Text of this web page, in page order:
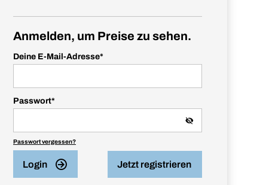
Anmelden, um Preise zu sehen.
Deine E-Mail-Adresse*
Passwort*
Passwort vergessen?
Login Jetzt registrieren